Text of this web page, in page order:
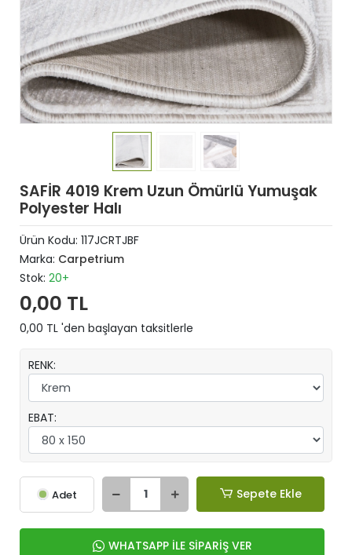
SAFİR 4019 Krem Uzun Ömürlü Yumuşak
Polyester Halı
Ürün Kodu: 117JCRTJBF
Marka: Carpetrium
Stok: 20+
0,00 TL
0,00 TL 'den başlayan taksitlerle
RENK:
EBAT:
Adet Sepete Ekle
WHATSAPP İLE SİPARİŞ VER